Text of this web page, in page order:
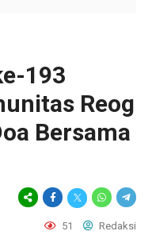
193
Reog
Bersama
51 Redaksi